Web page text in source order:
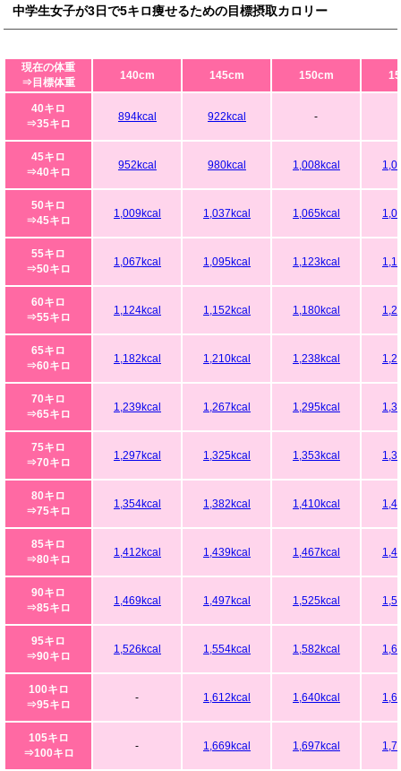
中学生女子が3日で5キロ痩せるための目標摂取カロリー
現在の体重
⇒目標体重
140cm 145cm 150cm
40キロ
⇒35キロ
894kcal 922kcal -
45キロ
⇒40キロ
952kcal 980kcal 1,008kcal
50キロ
⇒45キロ
1,009kcal 1,037kcal 1,065kcal
55キロ
⇒50キロ
1,067kcal 1,095kcal 1,123kcal
60キロ
⇒55キロ
1,124kcal 1,152kcal 1,180kcal
65キロ
⇒60キロ
1,182kcal 1,210kcal 1,238kcal
70キロ
⇒65キロ
1,239kcal 1,267kcal 1,295kcal
75キロ
⇒70キロ
1,297kcal 1,325kcal 1,353kcal
80キロ
⇒75キロ
1,354kcal 1,382kcal 1,410kcal
85キロ
⇒80キロ
1,412kcal 1,439kcal 1,467kcal
90キロ
⇒85キロ
1,469kcal 1,497kcal 1,525kcal
95キロ
⇒90キロ
1,526kcal 1,554kcal 1,582kcal
100キロ
⇒95キロ
- 1,612kcal 1,640kcal
105キロ
⇒100キロ
- 1,669kcal 1,697kcal